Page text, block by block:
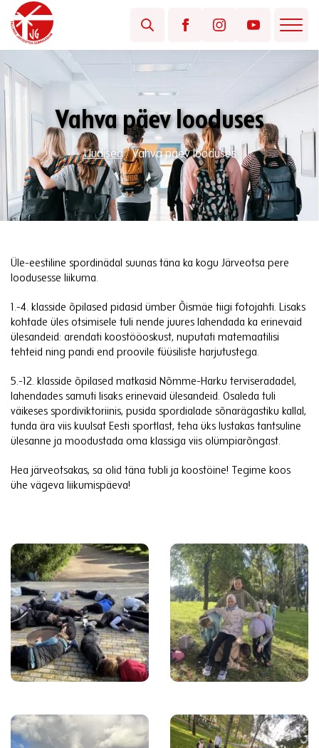
Vahva päev looduses
Uudised/Vahva päev looduses
Üle-eestiline spordinädal suunas täna ka kogu Järveotsa pere
loodusesse liikuma.
1.-4. klasside õpilased pidasid ümber Õismäe tiigi fotojahti. Lisaks
kohtade üles otsimisele tuli nende juures lahendada ka erinevaid
ülesandeid: arendati koostööoskust, nuputati matemaatilisi
tehteid ning pandi end proovile füüsiliste harjutustega.
5.-12. klasside õpilased matkasid Nõmme-Harku terviseradadel,
lahendades samuti lisaks erinevaid ülesandeid. Osaleda tuli
väikeses spordiviktoriinis, pusida spordialade sõnarägastiku kallal,
tunda ära viis kuulsat Eesti sportlast, teha üks lustakas tantsuline
ülesanne ja moodustada oma klassiga viis olümpiarõngast.
Hea järveotsakas, sa olid täna tubli ja koostöine! Tegime koos
ühe vägeva liikumispäeva!